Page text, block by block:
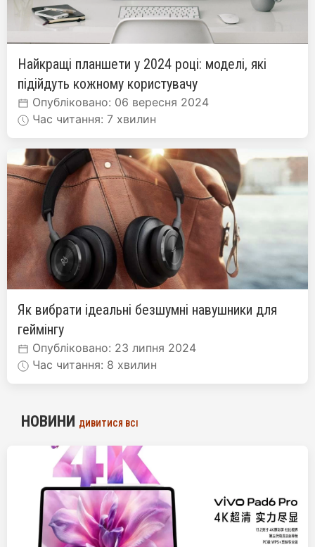
Найкращі планшети у 2024 році: моделі, які
підійдуть кожному користувачу
Опубліковано: 06 вересня 2024
Час читання: 7 хвилин
Як вибрати ідеальні безшумні навушники для
геймінгу
Опубліковано: 23 липня 2024
Час читання: 8 хвилин
НОВИНИ ДИВИТИСЯ ВСІ